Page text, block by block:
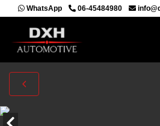
WhatsApp 06-45484980